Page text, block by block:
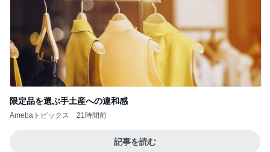
限定品を選ぶ手土産への違和感
Amebaトピックス 21時間前
記事を読む